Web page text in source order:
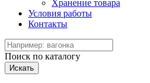
Хранение товара
Условия работы
Контакты
Поиск по каталогу
Искать